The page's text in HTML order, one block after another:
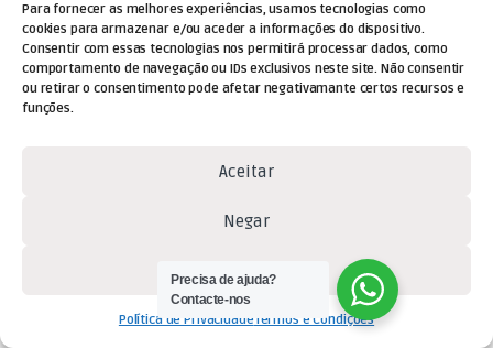
Para fornecer as melhores experiências, usamos tecnologias como
cookies para armazenar e/ou aceder a informações do dispositivo.
Consentir com essas tecnologias nos permitirá processar dados, como
comportamento de navegação ou IDs exclusivos neste site. Não consentir
ou retirar o consentimento pode afetar negativamante certos recursos e
funções.
Aceitar
Negar
Ver preferências
Política de PrivacidadeTermos e Condições
Componentes Electrónicos,
Condensadores,Condensadores de
Precisa de ajuda?
Contacte-nos